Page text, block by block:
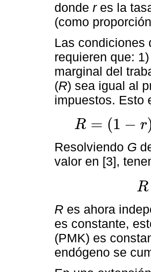
donde res la
(como
Las condiciones
requieren que:
marginal del
(R) sea igual al
impuestos. Esto
R = (1 − r
R=1 r;δy/ K =1- αAK 1 α
Resolviendo G
valor en [3],
R
R=1
R es ahora
es constante,
(PMK) es
endógeno se